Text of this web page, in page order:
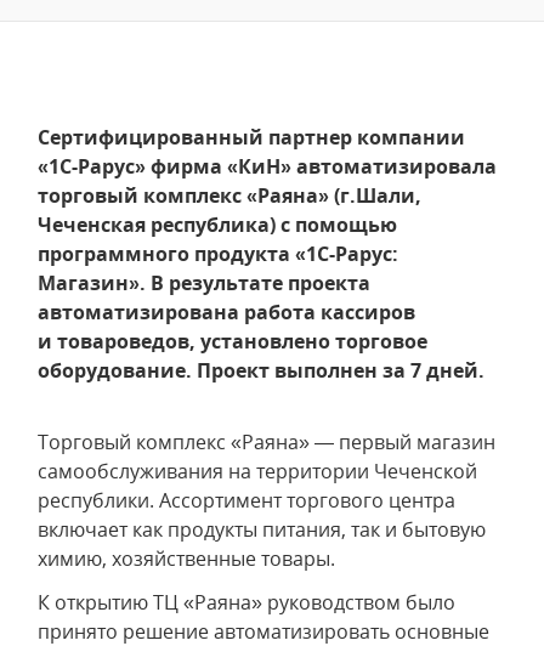
Сертифицированный партнер компании
«1С-Рарус» фирма «КиН» автоматизировала
торговый комплекс «Раяна» (г.Шали,
Чеченская республика) с помощью
программного продукта «1С-Рарус:
Магазин». В результате проекта
автоматизирована работа кассиров
и товароведов, установлено торговое
оборудование. Проект выполнен за 7 дней.
Торговый комплекс «Раяна» — первый магазин
самообслуживания на территории Чеченской
республики. Ассортимент торгового центра
включает как продукты питания, так и бытовую
химию, хозяйственные товары.
К открытию ТЦ «Раяна» руководством было
принято решение автоматизировать основные